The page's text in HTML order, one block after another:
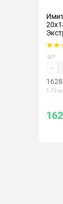
шт
-
1628
1.72